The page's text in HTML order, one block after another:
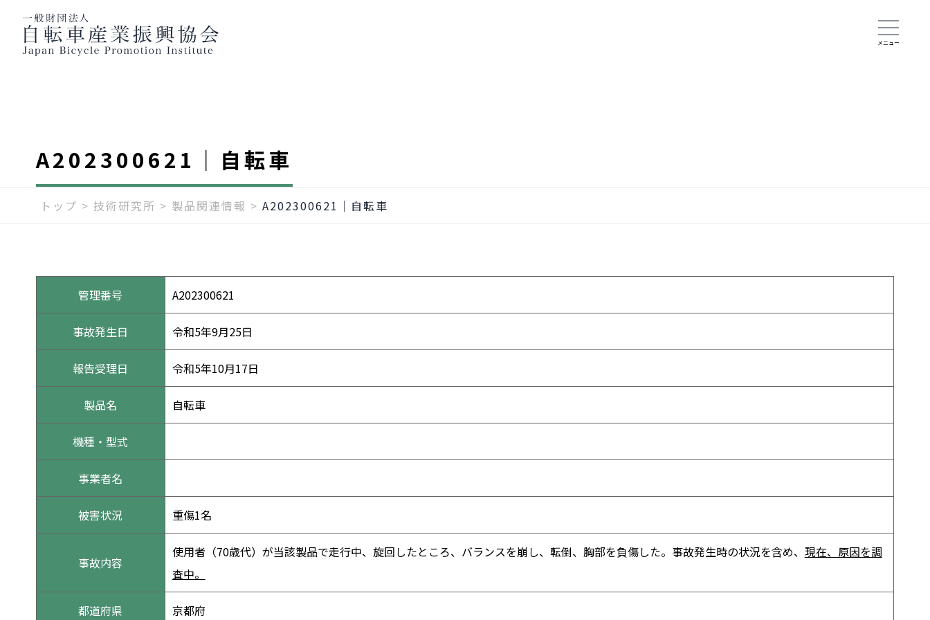
A202300621｜自転車
トップ > 技術研究所 > 製品関連情報 > A202300621｜自転車
管理番号 A202300621
事故発生日 令和5年9月25日
報告受理日 令和5年10月17日
製品名 自転車
機種・型式
事業者名
被害状況 重傷1名
事故内容
使用者（70歳代）が当該製品で走行中、旋回したところ、バランスを崩し、転倒、胸部を負傷した。事故発生時の状況を含め、 現在、原因を調
査中。
都道府県 京都府